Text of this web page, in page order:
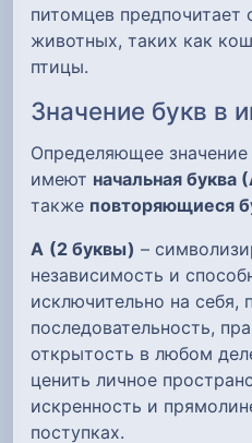
питомцев
животных, таких как
птицы.
Значение букв в
Определяющее значение
имеют начальная буква
также повторяющиеся
А (2 буквы) –
независимость и
исключительно на себя,
последовательность,
открытость в любом
ценить личное
искренность и
поступках.